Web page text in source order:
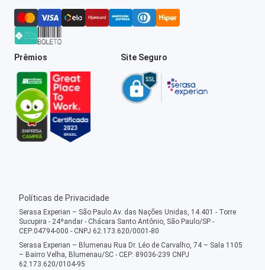
Prêmios Site Seguro
Políticas de Privacidade
Serasa Experian – São Paulo Av. das Nações Unidas, 14.401 - Torre
Sucupira - 24ºandar - Chácara Santo Antônio, São Paulo/SP -
CEP:04794-000 - CNPJ 62.173.620/0001-80
Serasa Experian – Blumenau Rua Dr. Léo de Carvalho, 74 – Sala 1105
– Bairro Velha, Blumenau/SC - CEP: 89036-239 CNPJ
62.173.620/0104-95